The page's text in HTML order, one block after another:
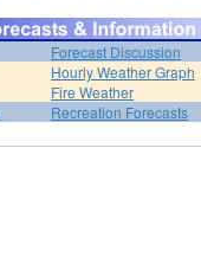
Forecast Discussion
Hourly Weather Graph
Fire Weather
Recreation Forecasts